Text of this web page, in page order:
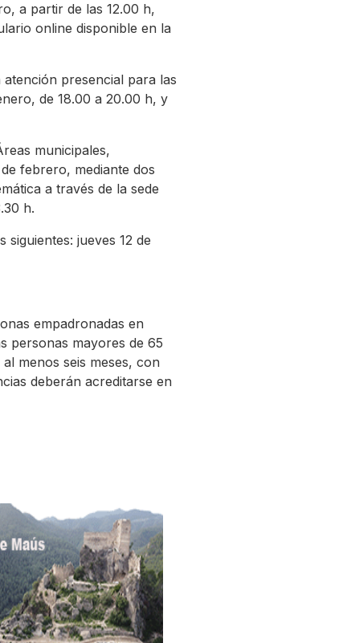
a partir de las 12.00 h,
online disponible en la
presencial para las
de 18.00 a 20.00 h, y
municipales,
febrero, mediante dos
a través de la sede
h.
jueves 12 de
empadronadas en
personas mayores de 65
menos seis meses, con
deberán acreditarse en